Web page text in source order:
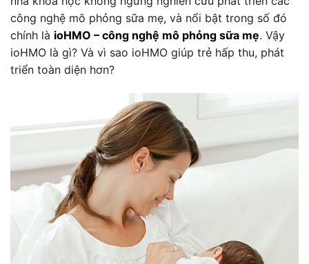
công nghệ mô phỏng sữa mẹ, và nổi bật trong số đó
chính là ioHMO – công nghệ mô phỏng sữa mẹ. Vậy
ioHMO là gì? Và vì sao ioHMO giúp trẻ hấp thu, phát
triển toàn diện hơn?